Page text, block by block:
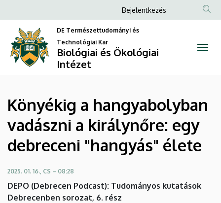
hangyabolyban
vadászni
királynőre:
egy
debreceni
"hangyás"
élete
a
tartalomra
Anonim
Felhasználói
fiók
menüje
Bejelentkezés
DE Természettudományi és
Technológiai Kar
Biológiai és Ökológiai
Intézet
Könyékig a hangyabolyban
vadászni a királynőre: egy
debreceni "hangyás" élete
2025. 01. 16., CS – 08:28
DEPO (Debrecen Podcast): Tudományos kutatások
Debrecenben sorozat, 6. rész